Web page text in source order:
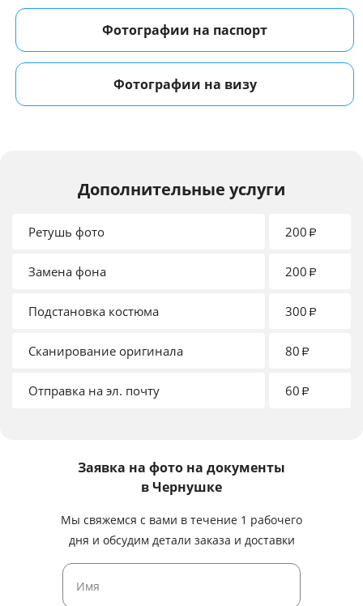
Фотографии на паспорт
Фотографии на визу
Дополнительные услуги
Ретушь фото 200 ₽
Замена фона 200 ₽
Подстановка костюма 300 ₽
Сканирование оригинала 80 ₽
Отправка на эл. почту 60 ₽
Заявка на фото на документы
в Чернушке
Мы свяжемся с вами в течение 1 рабочего
дня и обсудим детали заказа и доставки